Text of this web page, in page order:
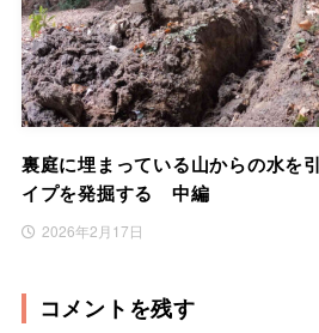
裏庭に埋まっている山からの水を
イプを発掘する 中編
2026年2月17日
コメントを残す